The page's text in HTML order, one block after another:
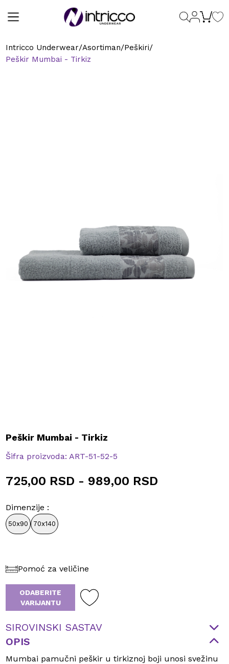
Intricco Underwear/Asortiman/Peškiri/
Peškir Mumbai - Tirkiz
Peškir Mumbai - Tirkiz
Šifra proizvoda: ART-51-52-5
725,00 RSD - 989,00 RSD
Dimenzije :
50x90 70x140
Pomoć za veličine
ODABERITE
VARIJANTU
SIROVINSKI SASTAV
OPIS
Mumbai pamučni peškir u tirkiznoj boji unosi svežinu